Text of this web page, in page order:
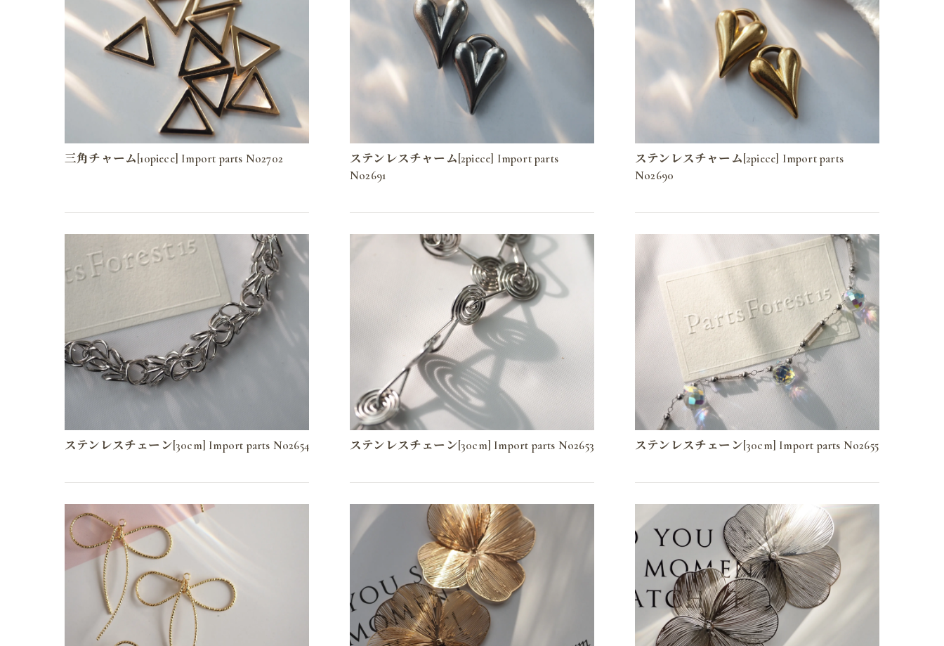
三角チャーム[10piece] Import parts No2702
ステンレスチャーム[2piece] Import parts
No2691
ステンレスチャーム[2piece] Import parts
No2690
ステンレスチェーン[30cm] Import parts No2654 ステンレスチェーン[30cm] Import parts No2653 ステンレスチェーン[30cm] Import parts No2655